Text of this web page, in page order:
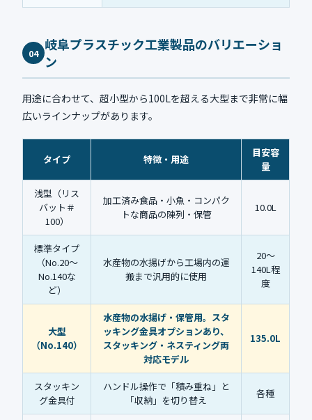
04 岐阜プラスチック工業製品のバリエーショ
ン
用途に合わせて、超小型から100Lを超える大型まで非常に幅
広いラインナップがあります。
タイプ 特徴・用途
目安容
量
浅型（リス
バット＃
100）
加工済み食品・小魚・コンパク
トな商品の陳列・保管
10.0L
標準タイプ
（No.20〜
No.140な
ど）
水産物の水揚げから工場内の運
搬まで汎用的に使用
20〜
140L程
度
大型
（No.140）
水産物の水揚げ・保管用。スタ
ッキング金具オプションあり、
スタッキング・ネスティング両
対応モデル
135.0L
スタッキン
グ金具付
ハンドル操作で「積み重ね」と
「収納」を切り替え
各種